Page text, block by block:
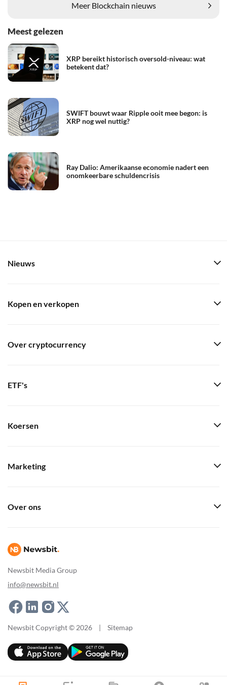
Meer Blockchain nieuws
Meest gelezen
XRP bereikt historisch oversold-niveau: wat
betekent dat?
SWIFT bouwt waar Ripple ooit mee begon: is
XRP nog wel nuttig?
Ray Dalio: Amerikaanse economie nadert een
onomkeerbare schuldencrisis
Newsbit Media Group
info@newsbit.nl
Nieuws
Kopen en verkopen
Over cryptocurrency
ETF's
Koersen
Marketing
Over ons
Newsbit Copyright © 2026 | Sitemap